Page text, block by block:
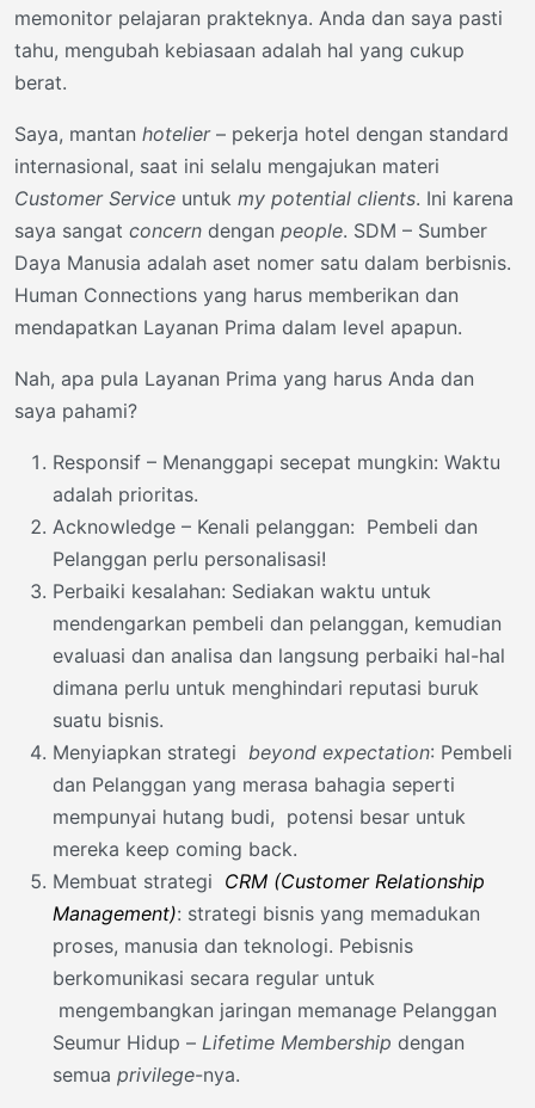
memonitor pelajaran prakteknya. Anda dan saya pasti
tahu, mengubah kebiasaan adalah hal yang cukup
berat.
Saya, mantan hotelier– pekerja hotel dengan standard
internasional, saat ini selalu mengajukan materi
Customer Service untuk my potential clients. Ini karena
saya sangat concern dengan people. SDM – Sumber
Daya Manusia adalah aset nomer satu dalam berbisnis.
Human Connections yang harus memberikan dan
mendapatkan Layanan Prima dalam level apapun.
Nah, apa pula Layanan Prima yang harus Anda dan
saya pahami?
Responsif – Menanggapi secepat mungkin: Waktu
adalah prioritas.
Acknowledge – Kenali pelanggan: Pembeli dan
Pelanggan perlu personalisasi!
Perbaiki kesalahan: Sediakan waktu untuk
mendengarkan pembeli dan pelanggan, kemudian
evaluasi dan analisa dan langsung perbaiki hal-hal
dimana perlu untuk menghindari reputasi buruk
suatu bisnis.
Menyiapkan strategi beyond expectation: Pembeli
dan Pelanggan yang merasa bahagia seperti
mempunyai hutang budi, potensi besar untuk
mereka keep coming back.
Membuat strategi CRM (Customer Relationship
Management): strategi bisnis yang memadukan
proses, manusia dan teknologi. Pebisnis
berkomunikasi secara regular untuk
mengembangkan jaringan memanage Pelanggan
Seumur Hidup – Lifetime Membership dengan
semua privilege-nya.